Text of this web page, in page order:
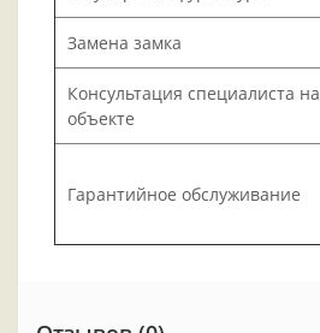
Замена замка
Консультация специалиста на
объекте
Гарантийное обслуживание